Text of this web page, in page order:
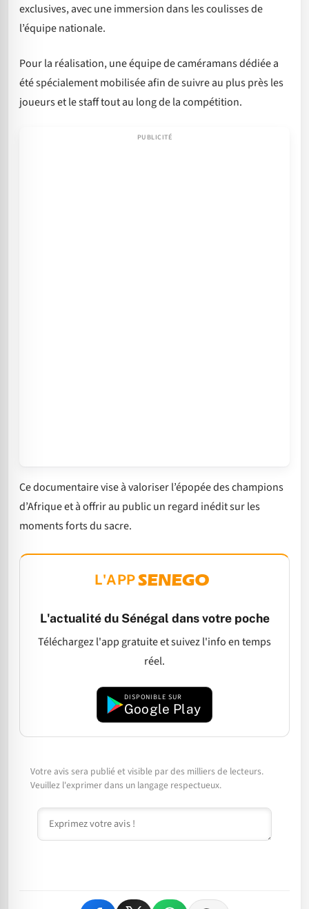
exclusives, avec une immersion dans les coulisses de
l’équipe nationale.
Pour la réalisation, une équipe de caméramans dédiée a
été spécialement mobilisée afin de suivre au plus près les
joueurs et le staff tout au long de la compétition.
Ce documentaire vise à valoriser l’épopée des champions
d’Afrique et à offrir au public un regard inédit sur les
moments forts du sacre.
L'APP
L'actualité du Sénégal dans votre poche
Téléchargez l'app gratuite et suivez l'info en temps
réel.
DISPONIBLE SUR
Google Play
Votre avis sera publié et visible par des milliers de lecteurs.
Veuillez l'exprimer dans un langage respectueux.
Commentaire